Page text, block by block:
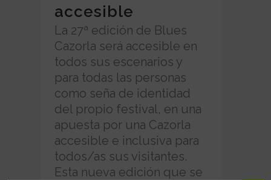
accesible
La 27ª edición de Blues
Cazorla será accesible en
todos sus escenarios y
para todas las personas
como seña de identidad
del propio festival, en una
apuesta por una Cazorla
accesible e inclusiva para
todos/as sus visitantes.
Esta nueva edición que se